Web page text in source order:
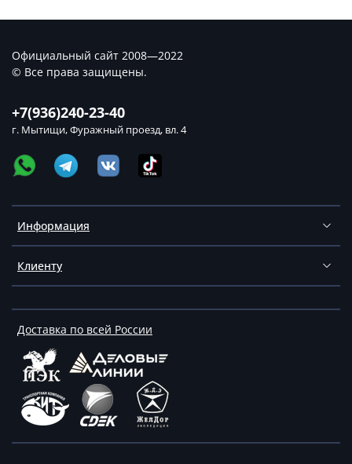
Информация
Клиенту
Доставка по всей России
+7(936)240-23-40
г. Мытищи, Фуражный проезд, вл. 4
Официальный сайт 2008—2022
© Все права защищены.